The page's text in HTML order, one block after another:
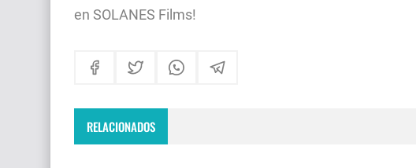
en SOLANES Films!
RELACIONADOS